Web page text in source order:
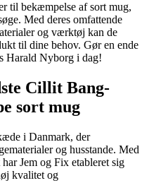
til bekæmpelse af sort mug,
Med deres omfattende
og værktøj kan de
til dine behov. Gør en ende
Harald Nyborg i dag!
Cillit Bang-
sort mug
i Danmark, der
og husstande. Med
Jem og Fix etableret sig
kvalitet og